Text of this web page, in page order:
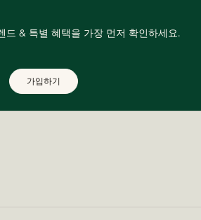
드 & 특별 혜택을 가장 먼저 확인하세요.
가입하기